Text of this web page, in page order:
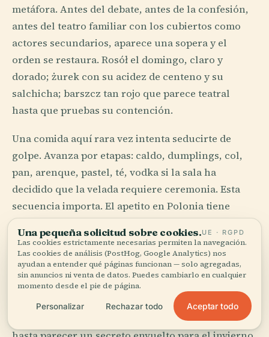
metáfora. Antes del debate, antes de la confesión,
antes del teatro familiar con los cubiertos como
actores secundarios, aparece una sopera y el
orden se restaura. Rosół el domingo, claro y
dorado; żurek con su acidez de centeno y su
salchicha; barszcz tan rojo que parece teatral
hasta que pruebas su contención.
Una comida aquí rara vez intenta seducirte de
golpe. Avanza por etapas: caldo, dumplings, col,
pan, arenque, pastel, té, vodka si la sala ha
decidido que la velada requiere ceremonia. Esta
secuencia importa. El apetito en Polonia tiene
gramática, y la gramática es uno de los grandes
artes nacionales.
Lo que me sorprende es la seriedad que se le
otorga a la masa. Pierogi en Cracovia, uszka en
Navidad, naleśniki en la rotación doméstica,
makowiec enrollado con semillas de amapola
Una pequeña solicitud sobre cookies.UE · RGPD
Las cookies estrictamente necesarias permiten la navegación.
Las cookies de análisis (PostHog, Google Analytics) nos
ayudan a entender qué páginas funcionan — solo agregadas,
sin anuncios ni venta de datos. Puedes cambiarlo en cualquier
momento desde el pie de página.
Personalizar Rechazar todo Aceptar todo